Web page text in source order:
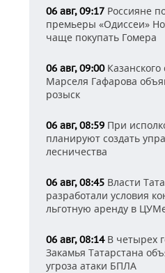
06 авг, 09:17 Россияне
премьеры «Одиссеи»
чаще покупать Гомера
06 авг, 09:00Казанского
Марселя Гафарова
розыск
06 авг, 08:59 При
планируют создать
лесничества
06 авг, 08:45 Власти
разработали условия
льготную аренду в
06 авг, 08:14В четырех
Закамья Татарстана
угроза атаки БПЛА